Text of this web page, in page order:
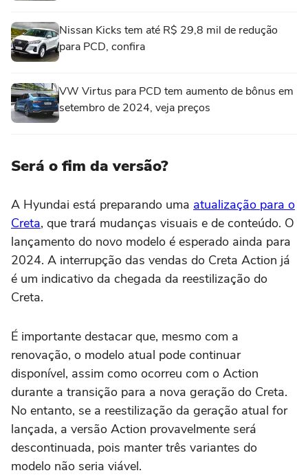
Nissan Kicks tem até R$ 29,8 mil de redução
para PCD, confira
VW Virtus para PCD tem aumento de bônus em
setembro de 2024, veja preços
Será o fim da versão?
A Hyundai está preparando uma atualização para o
Creta, que trará mudanças visuais e de conteúdo. O
lançamento do novo modelo é esperado ainda para
2024. A interrupção das vendas do Creta Action já
é um indicativo da chegada da reestilização do
Creta.
É importante destacar que, mesmo com a
renovação, o modelo atual pode continuar
disponível, assim como ocorreu com o Action
durante a transição para a nova geração do Creta.
No entanto, se a reestilização da geração atual for
lançada, a versão Action provavelmente será
descontinuada, pois manter três variantes do
modelo não seria viável.